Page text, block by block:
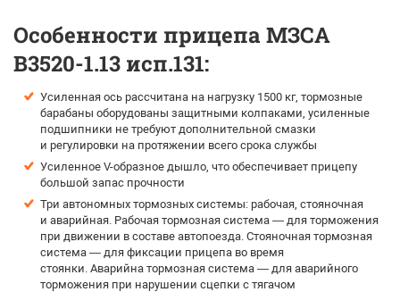
Особенности прицепа МЗСА
B3520-1.13 исп.131:
Усиленная ось рассчитана на нагрузку 1500 кг, тормозные
барабаны оборудованы защитными колпаками, усиленные
подшипники не требуют дополнительной смазки
и регулировки на протяжении всего срока службы
Усиленное V-образное дышло, что обеспечивает прицепу
большой запас прочности
Три автономных тормозных системы: рабочая, стояночная
и аварийная. Рабочая тормозная система — для торможения
при движении в составе автопоезда. Стояночная тормозная
система — для фиксации прицепа во время
стоянки. Аварийна тормозная система — для аварийного
торможения при нарушении сцепки с тягачом